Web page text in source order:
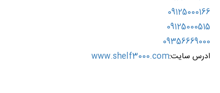
09125000166
09125000515
09356669000
ادرس سایت:www.shelf3000.com